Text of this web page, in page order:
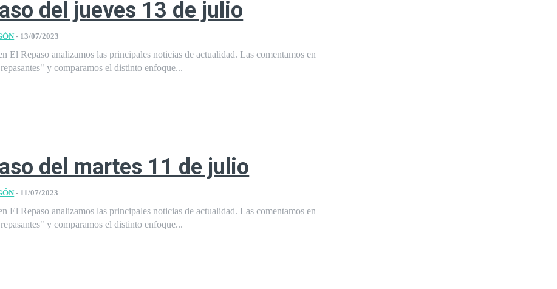
del jueves 13 de julio
- 13/07/2023
El Repaso analizamos las principales noticias de actualidad. Las comentamos en
y comparamos el distinto enfoque...
del martes 11 de julio
- 11/07/2023
El Repaso analizamos las principales noticias de actualidad. Las comentamos en
y comparamos el distinto enfoque...